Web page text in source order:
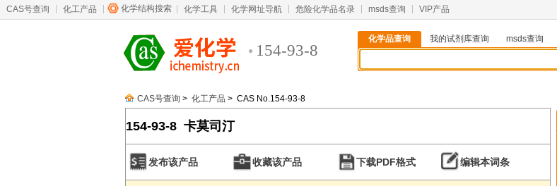
CAS号查询 化工产品 化学结构搜索 化学工具 化学网址导航 危险化学品名录 msds查询 VIP产品
154-93-8
化学品查询 我的试剂库查询 msds查询
CAS号查询 > 化工产品 > CAS No.154-93-8
154-93-8 卡莫司汀
发布该产品 收藏该产品 下载PDF格式 编辑本词条